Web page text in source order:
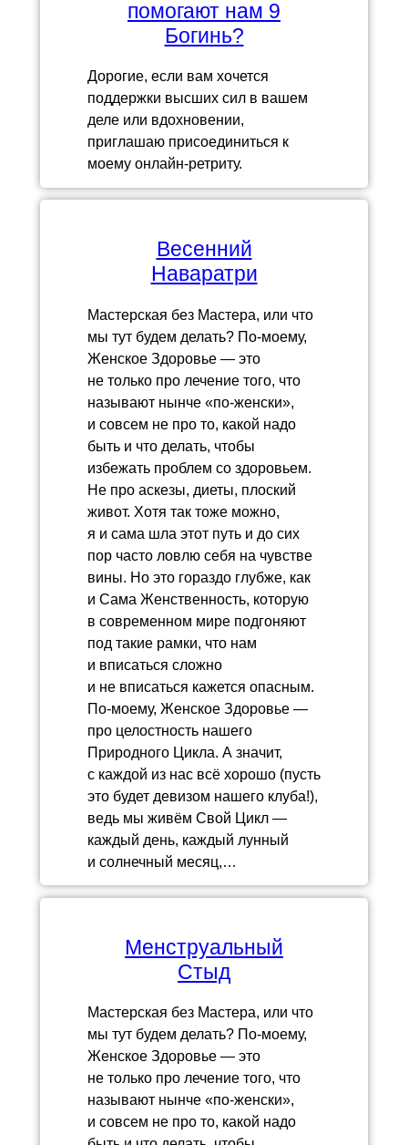
помогают нам 9
Богинь?
Дорогие, если вам хочется
поддержки высших сил в вашем
деле или вдохновении,
приглашаю присоединиться к
моему онлайн-ретриту.
Весенний
Наваратри
Мастерская без Мастера, или что
мы тут будем делать? По-моему,
Женское Здоровье — это
не только про лечение того, что
называют нынче «по-женски»,
и совсем не про то, какой надо
быть и что делать, чтобы
избежать проблем со здоровьем.
Не про аскезы, диеты, плоский
живот. Хотя так тоже можно,
я и сама шла этот путь и до сих
пор часто ловлю себя на чувстве
вины. Но это гораздо глубже, как
и Сама Женственность, которую
в современном мире подгоняют
под такие рамки, что нам
и вписаться сложно
и не вписаться кажется опасным.
По-моему, Женское Здоровье —
про целостность нашего
Природного Цикла. А значит,
с каждой из нас всё хорошо (пусть
это будет девизом нашего клуба!),
ведь мы живём Свой Цикл —
каждый день, каждый лунный
и солнечный месяц,…
Менструальный
Стыд
Мастерская без Мастера, или что
мы тут будем делать? По-моему,
Женское Здоровье — это
не только про лечение того, что
называют нынче «по-женски»,
и совсем не про то, какой надо